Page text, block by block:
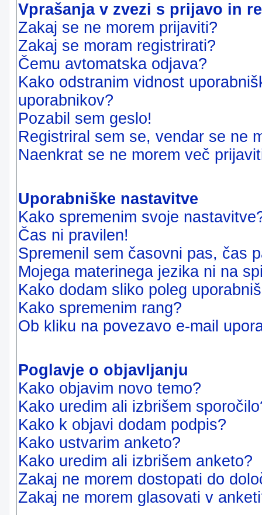
Vprašanja v zvezi s prijavo in
Zakaj se ne morem prijaviti?
Zakaj se moram registrirati?
Čemu avtomatska odjava?
Kako odstranim vidnost
uporabnikov?
Pozabil sem geslo!
Registriral sem se, vendar se ne
Naenkrat se ne morem več
Uporabniške nastavitve
Kako spremenim svoje
Čas ni pravilen!
Spremenil sem časovni pas, čas
Mojega materinega jezika ni na
Kako dodam sliko poleg
Kako spremenim rang?
Ob kliku na povezavo e-mail
Poglavje o objavljanju
Kako objavim novo temo?
Kako uredim ali izbrišem
Kako k objavi dodam podpis?
Kako ustvarim anketo?
Kako uredim ali izbrišem anketo?
Zakaj ne morem dostopati do
Zakaj ne morem glasovati v